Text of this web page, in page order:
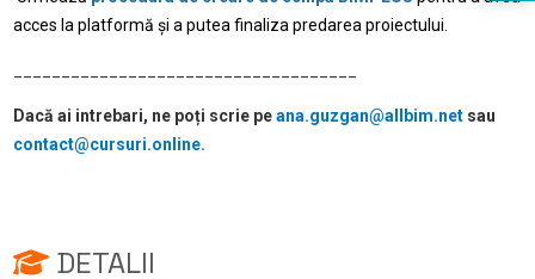
acces la platformă și a putea finaliza predarea proiectului.
Dacă ai intrebari, ne poți scrie peana.guzgan@allbim.netsau
contact@cursuri.online.
DETALII